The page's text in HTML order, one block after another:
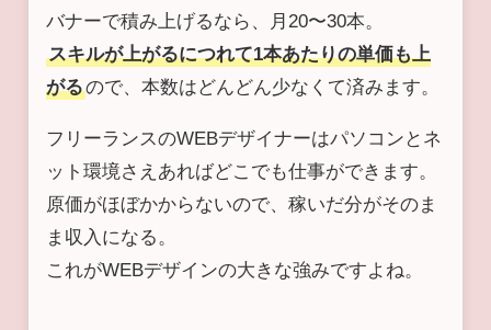
バナーで積み上げるなら、月20〜30本。
スキルが上がるにつれて1本あたりの単価も上
がるので、本数はどんどん少なくて済みます。
フリーランスのWEBデザイナーはパソコンとネ
ット環境さえあればどこでも仕事ができます。
原価がほぼかからないので、稼いだ分がそのま
ま収入になる。
これがWEBデザインの大きな強みですよね。